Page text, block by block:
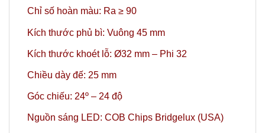
Chỉ số hoàn màu: Ra ≥ 90
Kích thước phủ bì: Vuông 45 mm
Kích thước khoét lỗ: Ø32 mm – Phi 32
Chiều dày đế: 25 mm
Góc chiếu: 24º – 24 độ
Nguồn sáng LED: COB Chips Bridgelux (USA)